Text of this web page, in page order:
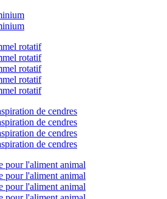
rotatif
rotatif
rotatif
rotatif
rotatif
de cendres
de cendres
de cendres
de cendres
pour l'aliment animal
pour l'aliment animal
pour l'aliment animal